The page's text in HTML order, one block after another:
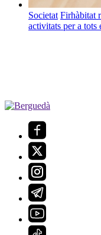
Societat Firhàbitat
activitats per a tots